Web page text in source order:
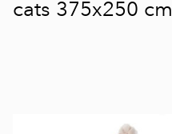
cats 375x250 cm